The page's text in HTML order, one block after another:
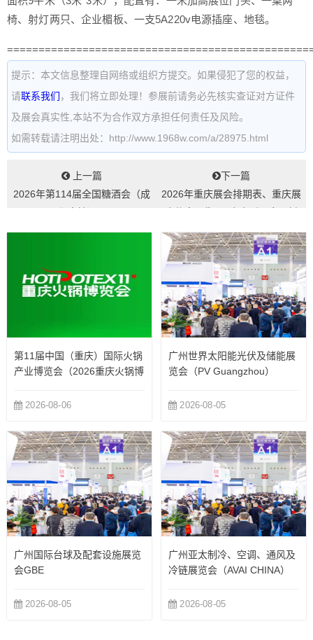
椅、射灯两只、企业楣板、一支5A220v电源插座、地毯。
提示：本文信息整理自网络或组织方提交。如果侵犯了您的权益，
请联系我们 ，我们将立即处理！参展前请务必先核实查证对方证件
及展会真实性,本站不为合作双方承担任何责任及风险。
如需转载请注明出处：http://www.1968w.com/a/28975.html
上一篇
2026年第114届全国糖酒会（成
下一篇
2026年重庆展会排期表、重庆展
#198...
第11届中国（重庆）国际火锅
产业博览会（2026重庆火锅博
2026-08-06
广州世界太阳能光伏及储能展
览会（PV Guangzhou）
2026-08-05
广州国际台球及配套设施展览
会GBE
2026-08-05
广州亚太制冷、空调、通风及
冷链展览会（AVAI CHINA）
2026-08-05